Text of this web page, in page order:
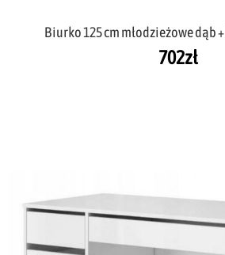
Biurko 125 cm młodzieżowe dąb +
702zł